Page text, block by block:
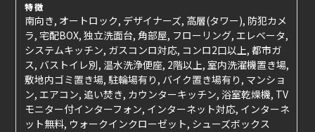
特徴
南向き, オートロック, デザイナーズ, 高層(タワー), 防犯カメ
ラ, 宅配BOX, 独立洗面台, 角部屋, フローリング, エレベータ,
システムキッチン, ガスコンロ対応, コンロ2口以上, 都市ガ
ス, バストイレ別, 温水洗浄便座, 2階以上, 室内洗濯機置き場,
敷地内ゴミ置き場, 駐輪場有り, バイク置き場有り, マンショ
ン, エアコン, 追い焚き, カウンターキッチン, 浴室乾燥機, TV
モニター付インターフォン, インターネット対応, インターネ
ット無料, ウォークインクローゼット, シューズボックス